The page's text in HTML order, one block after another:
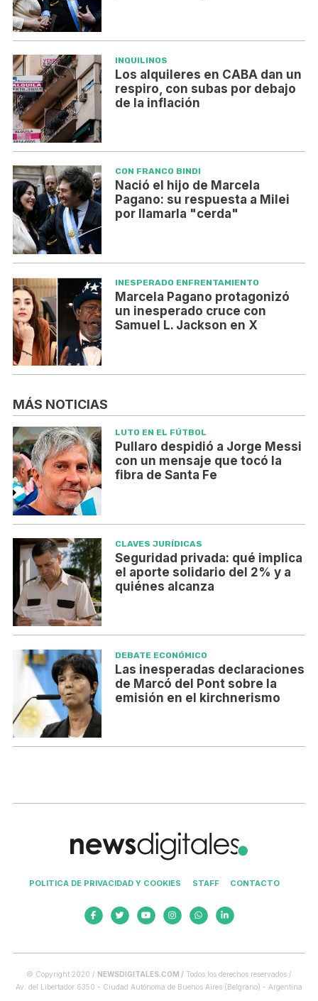
INQUILINOS
Los alquileres en CABA dan un
respiro, con subas por debajo
de la inflación
CON FRANCO BINDI
Nació el hijo de Marcela
Pagano: su respuesta a Milei
por llamarla "cerda"
INESPERADO ENFRENTAMIENTO
Marcela Pagano protagonizó
un inesperado cruce con
Samuel L. Jackson en X
MÁS NOTICIAS
LUTO EN EL FÚTBOL
Pullaro despidió a Jorge Messi
con un mensaje que tocó la
fibra de Santa Fe
CLAVES JURÍDICAS
Seguridad privada: qué implica
el aporte solidario del 2% y a
quiénes alcanza
DEBATE ECONÓMICO
Las inesperadas declaraciones
de Marcó del Pont sobre la
emisión en el kirchnerismo
POLITICA DE PRIVACIDAD Y COOKIES STAFF CONTACTO
© Copyright 2020 / NEWSDIGITALES.COM / Todos los derechos reservados /
Av. del Libertador 6350 - Ciudad Autónoma de Buenos Aires (Belgrano) - Argentina